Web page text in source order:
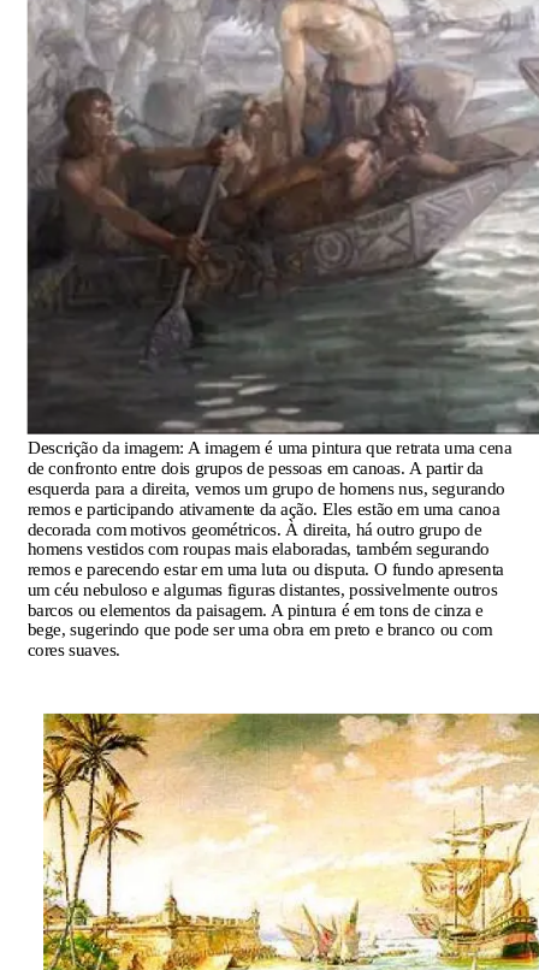
Descrição da imagem: A imagem é uma pintura que retrata uma cena
de confronto entre dois grupos de pessoas em canoas. A partir da
esquerda para a direita, vemos um grupo de homens nus, segurando
remos e participando ativamente da ação. Eles estão em uma canoa
decorada com motivos geométricos. À direita, há outro grupo de
homens vestidos com roupas mais elaboradas, também segurando
remos e parecendo estar em uma luta ou disputa. O fundo apresenta
um céu nebuloso e algumas figuras distantes, possivelmente outros
barcos ou elementos da paisagem. A pintura é em tons de cinza e
bege, sugerindo que pode ser uma obra em preto e branco ou com
cores suaves.